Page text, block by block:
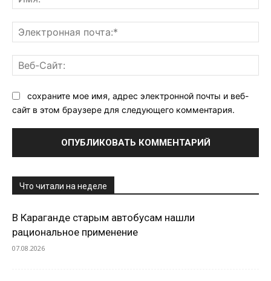
сохраните мое имя, адрес электронной почты и веб-
сайт в этом браузере для следующего комментария.
Что читали на неделе
В Караганде старым автобусам нашли
рациональное применение
07.08.2026